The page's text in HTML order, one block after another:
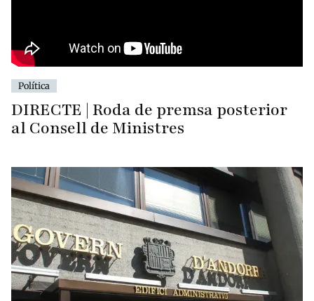
Política
DIRECTE | Roda de premsa posterior
al Consell de Ministres